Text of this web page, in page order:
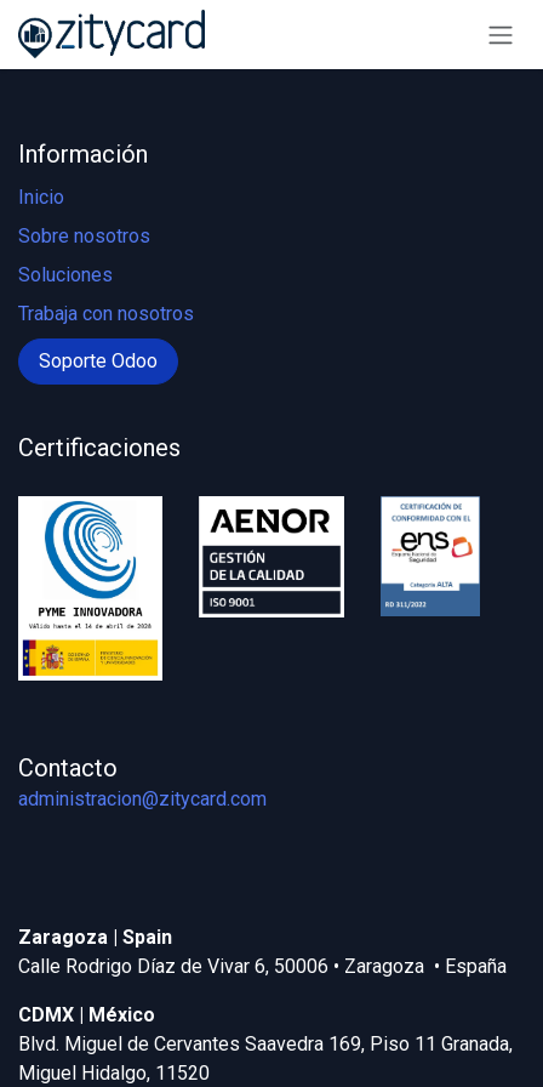
Ir al contenido
Información
Inicio
Sobre nosotros
Soluciones
Trabaja con nosotros
Soporte Odoo
Certificaciones
Contacto
administracion@zitycard.com
Zaragoza | Spain
Calle Rodrigo Díaz de Vivar 6, 50006 • Zaragoza • España
CDMX | México
Blvd. Miguel de Cervantes Saavedra 169, Piso 11 Granada,
Miguel Hidalgo, 11520